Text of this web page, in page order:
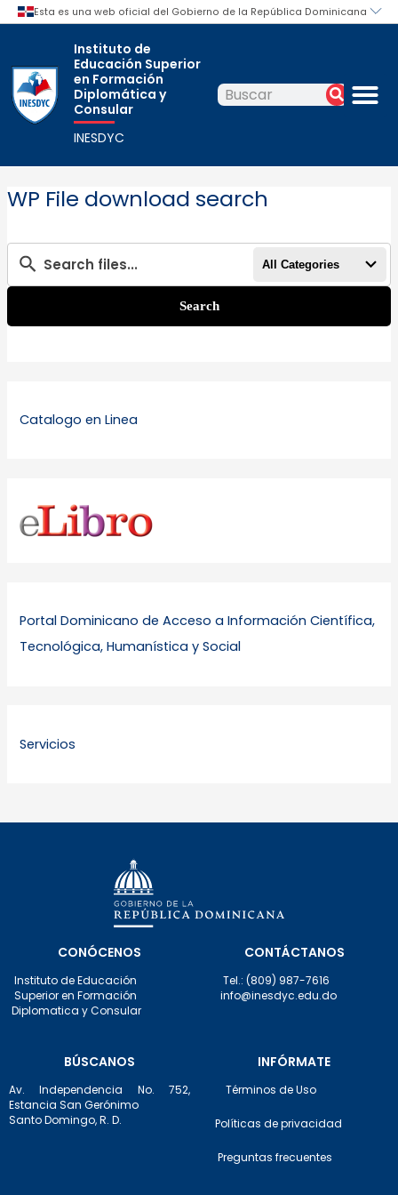
Instituto de
Educación Superior
en Formación
Diplomática y
Consular
INESDYC
Buscar Buscar
Catalogo en Linea
Portal Dominicano de Acceso a Información Científica,
Tecnológica, Humanística y Social
Servicios
WP File download search
All Categories
Search
CONÓCENOS
Instituto de Educación
Superior en Formación
Diplomatica y Consular
CONTÁCTANOS
Tel.: (809) 987-7616
info@inesdyc.edu.do
BÚSCANOS
Av. Independencia No. 752,
Estancia San Gerónimo
Santo Domingo, R. D.
INFÓRMATE
Términos de Uso
Políticas de privacidad
Preguntas frecuentes